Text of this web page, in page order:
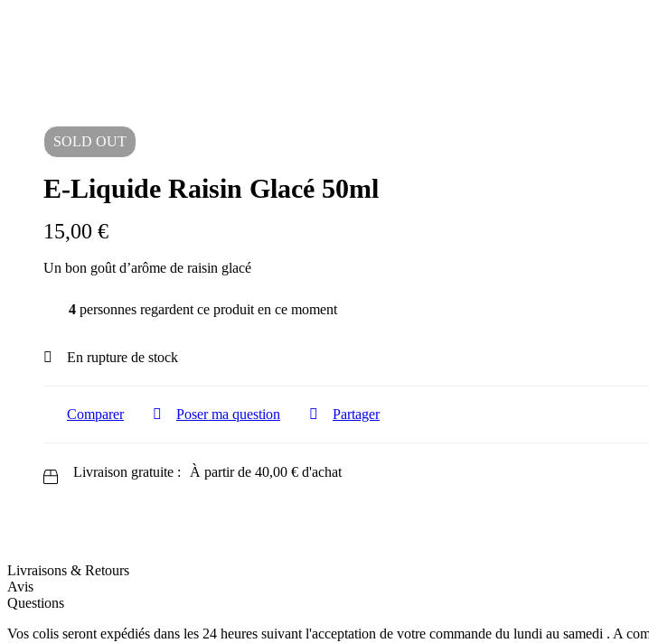
SOLD OUT
E-Liquide Raisin Glacé 50ml
15,00 €
Un bon goût d’arôme de raisin glacé
4 personnes regardent ce produit en ce moment
En rupture de stock
Comparer Poser ma question Partager
Livraison gratuite : À partir de 40,00 € d'achat
Livraisons & Retours
Avis
Questions
Vos colis seront expédiés dans les 24 heures suivant l'acceptation de votre commande du lundi au samedi . A